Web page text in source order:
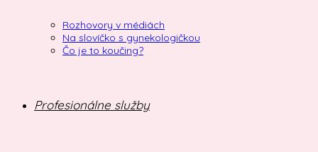
Rozhovory v médiách
Na slovíčko s gynekologičkou
Čo je to koučing?
Profesionálne služby